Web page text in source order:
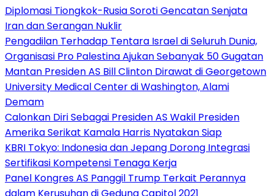
Diplomasi Tiongkok-Rusia Soroti Gencatan Senjata
Iran dan Serangan Nuklir
Pengadilan Terhadap Tentara Israel di Seluruh Dunia,
Organisasi Pro Palestina Ajukan Sebanyak 50 Gugatan
Mantan Presiden AS Bill Clinton Dirawat di Georgetown
University Medical Center di Washington, Alami
Demam
Calonkan Diri Sebagai Presiden AS Wakil Presiden
Amerika Serikat Kamala Harris Nyatakan Siap
KBRI Tokyo: Indonesia dan Jepang Dorong Integrasi
Sertifikasi Kompetensi Tenaga Kerja
Panel Kongres AS Panggil Trump Terkait Perannya
dalam Kerusuhan di Gedung Capitol 2021